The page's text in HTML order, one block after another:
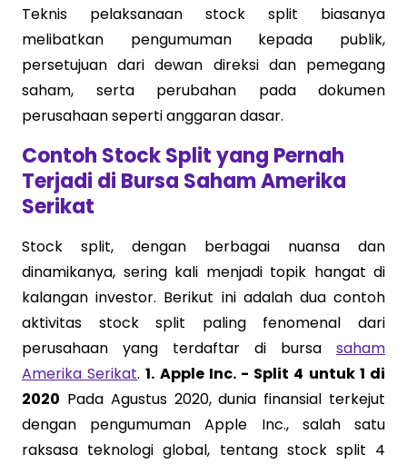
Teknis pelaksanaan stock split biasanya
melibatkan pengumuman kepada publik,
persetujuan dari dewan direksi dan pemegang
saham, serta perubahan pada dokumen
perusahaan seperti anggaran dasar.
Contoh Stock Split yang Pernah
Terjadi di Bursa Saham Amerika
Serikat
Stock split, dengan berbagai nuansa dan
dinamikanya, sering kali menjadi topik hangat di
kalangan investor. Berikut ini adalah dua contoh
aktivitas stock split paling fenomenal dari
perusahaan yang terdaftar di bursa saham
Amerika Serikat.1. Apple Inc. - Split 4 untuk 1 di
2020 Pada Agustus 2020, dunia finansial terkejut
dengan pengumuman Apple Inc., salah satu
raksasa teknologi global, tentang stock split 4